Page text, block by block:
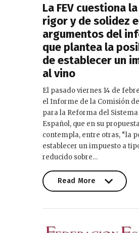
La FEV cuestiona
rigor y de solidez
argumentos del
que plantea la
de establecer un
al vino
El pasado viernes 14 de
el Informe de la Comisión
para la Reforma del
Español, que en su
contempla, entre otras, “la
establecer un impuesto a
reducido sobre…
Read More